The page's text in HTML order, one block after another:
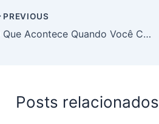
PREVIOUS
O Que Acontece Quando Você Come Abacate Todo Dia?
Posts relacionados